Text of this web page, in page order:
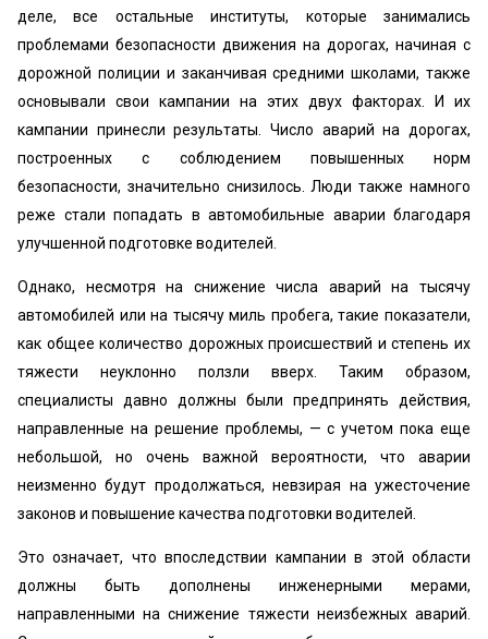
деле, все остальные институты, которые занимались
проблемами безопасности движения на дорогах, начиная с
дорожной полиции и заканчивая средними школами, также
основывали свои кампании на этих двух факторах. И их
кампании принесли результаты. Число аварий на дорогах,
построенных с соблюдением повышенных норм
безопасности, значительно снизилось. Люди также намного
реже стали попадать в автомобильные аварии благодаря
улучшенной подготовке водителей.
Однако, несмотря на снижение числа аварий на тысячу
автомобилей или на тысячу миль пробега, такие показатели,
как общее количество дорожных происшествий и степень их
тяжести неуклонно ползли вверх. Таким образом,
специалисты давно должны были предпринять действия,
направленные на решение проблемы, — с учетом пока еще
небольшой, но очень важной вероятности, что аварии
неизменно будут продолжаться, невзирая на ужесточение
законов и повышение качества подготовки водителей.
Это означает, что впоследствии кампании в этой области
должны быть дополнены инженерными мерами,
направленными на снижение тяжести неизбежных аварий.